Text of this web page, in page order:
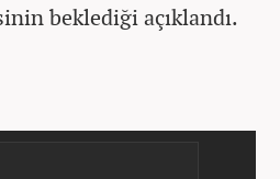
beklediği açıklandı.